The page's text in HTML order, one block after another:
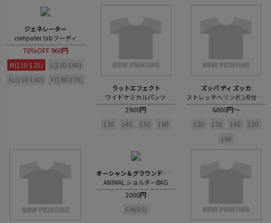
ジェネレーター
computer lab フーディ
70％OFF 960円
M(110-120)
L(130-140)
XL(150-160)
F(160-170)
ラットエフェクト
ワイドケミカルパンツ
2900円
130 140 150 160
ズッパ ディ ズッカ
ストレッチへリンボン8分丈パンツ
6800円～
120 130 140
150
160
オーシャン＆グラウンドグッズ
ANIMAL ショルダーBAG
2000円
F(KIDS)